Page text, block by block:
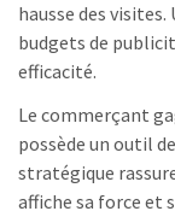
hausse des
budgets de
efficacité.
Le commerçant
possède un outil
stratégique
affiche sa force et